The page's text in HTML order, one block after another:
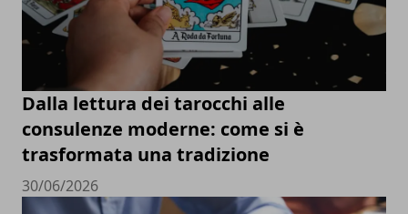
Dalla lettura dei tarocchi alle
consulenze moderne: come si è
trasformata una tradizione
30/06/2026